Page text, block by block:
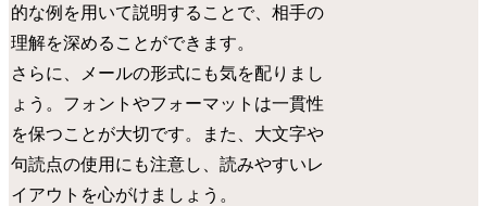
的な例を用いて説明することで、相手の
理解を深めることができます。
さらに、メールの形式にも気を配りまし
ょう。フォントやフォーマットは一貫性
を保つことが大切です。また、大文字や
句読点の使用にも注意し、読みやすいレ
イアウトを心がけましょう。